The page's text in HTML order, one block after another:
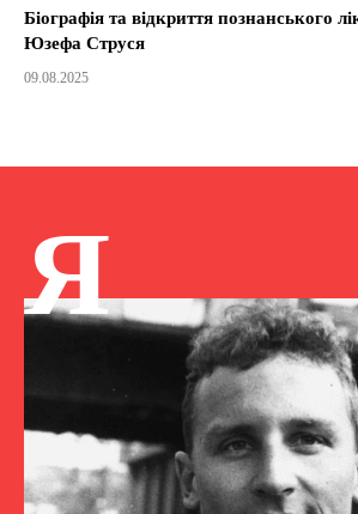
Біографія та відкриття познанського
Юзефа Струся
09.08.2025
Я